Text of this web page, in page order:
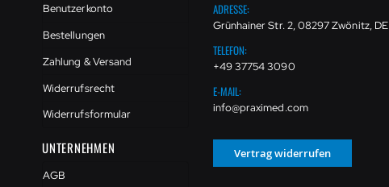
Benutzerkonto
Bestellungen
Zahlung & Versand
Widerrufsrecht
Widerrufsformular
UNTERNEHMEN
AGB
ADRESSE:
Grünhainer Str. 2, 08297 Zwönitz, DE
TELEFON:
+49 37754 3090
E-MAIL:
info@praximed.com
Vertrag widerrufen